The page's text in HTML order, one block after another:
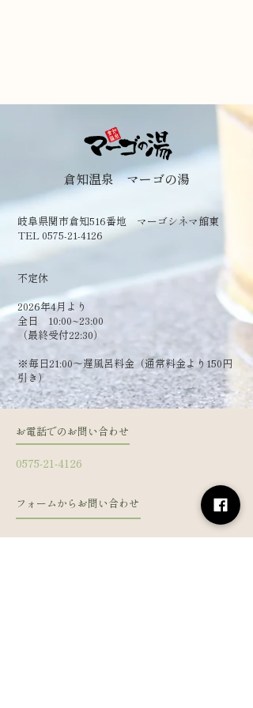
倉知温泉 マーゴの湯
岐阜県関市倉知516番地 マーゴシネマ館東
TEL 0575-21-4126
​不定休
2026年4月より
全日 10:00~23:00
（最終受付22:30）
​※毎日21:00～遅風呂料金（通常料金より150円
引き）
お電話でのお問い合わせ
0575-21-4126
フォームからお問い合わせ